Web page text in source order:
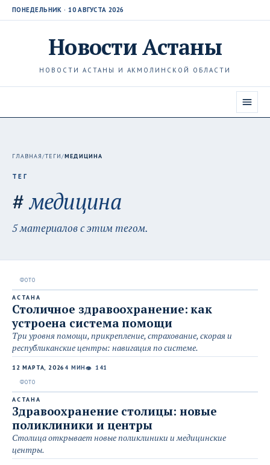
ПОНЕДЕЛЬНИК · 10 АВГУСТА 2026
НовостиАстаны
НОВОСТИ АСТАНЫ И АКМОЛИНСКОЙ ОБЛАСТИ
ГЛАВНАЯ/ТЕГИ/МЕДИЦИНА
ТЕГ
#медицина
5 материалов с этим тегом.
АСТАНА
Столичное здравоохранение: как
устроена система помощи
Три уровня помощи, прикрепление, страхование, скорая и
республиканские центры: навигация по системе.
12 МАРТА, 2026 4 МИН👁 141
АСТАНА
Здравоохранение столицы: новые
поликлиники и центры
Столица открывает новые поликлиники и медицинские
центры.